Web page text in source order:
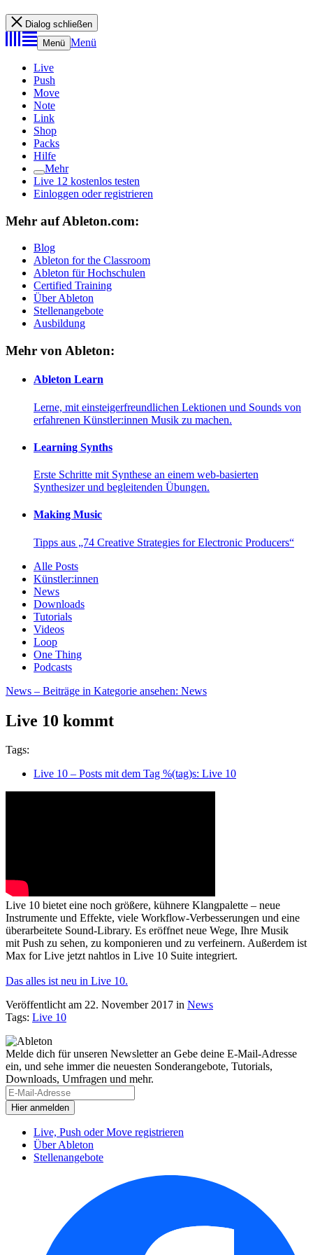
Dialog schließen
Menü Menü
Live
Push
Move
Note
Link
Shop
Packs
Hilfe
Mehr
Live 12 kostenlos testen
Einloggen oder registrieren
Mehr auf Ableton.com:
Blog
Ableton for the Classroom
Ableton für Hochschulen
Certified Training
Über Ableton
Stellenangebote
Ausbildung
Mehr von Ableton:
Ableton Learn
Lerne, mit einsteigerfreundlichen Lektionen und Sounds von
erfahrenen Künstler:innen Musik zu machen.
Learning Synths
Erste Schritte mit Synthese an einem web-basierten
Synthesizer und begleitenden Übungen.
Making Music
Tipps aus „74 Creative Strategies for Electronic Producers“
Alle Posts
Künstler:innen
News
Downloads
Tutorials
Videos
Loop
One Thing
Podcasts
News – Beiträge in Kategorie ansehen: News
Live 10 kommt
Tags:
Live 10 – Posts mit dem Tag %(tag)s: Live 10
Live 10 bietet eine noch größere, kühnere Klangpalette – neue
Instrumente und Effekte, viele Workflow-Verbesserungen und eine
überarbeitete Sound-Library. Es eröffnet neue Wege, Ihre Musik
mitPush zu sehen, zu komponieren und zu verfeinern. Außerdem ist
Max for Live jetzt nahtlos in Live 10 Suite integriert.
Das alles ist neu in Live 10.
Veröffentlicht am 22. November 2017 in News
Tags: Live 10
Melde dich für unseren Newsletter an Gebe deine E-Mail-Adresse
ein, und sehe immer die neuesten Sonderangebote, Tutorials,
Downloads, Umfragen und mehr.
Live, Push oder Move registrieren
Über Ableton
Stellenangebote